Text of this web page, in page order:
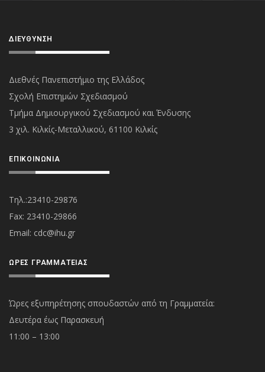
ΔΙΕΎΘΥΝΣΗ
Διεθνές Πανεπιστήμιο της Ελλάδος
Σχολή Επιστημών Σχεδιασμού
Τμήμα Δημιουργικού Σχεδιασμού και Ένδυσης
3 χιλ. Κιλκίς-Μεταλλικού, 61100 Κιλκίς
ΕΠΙΚΟΙΝΩΝΊΑ
Τηλ.:23410-29876
Fax: 23410-29866
Εmail: cdc@ihu.gr
ΏΡΕΣ ΓΡΑΜΜΑΤΕΊΑΣ
Ώρες εξυπηρέτησης σπουδαστών από τη Γραμματεία:
Δευτέρα έως Παρασκευή
11:00 – 13:00